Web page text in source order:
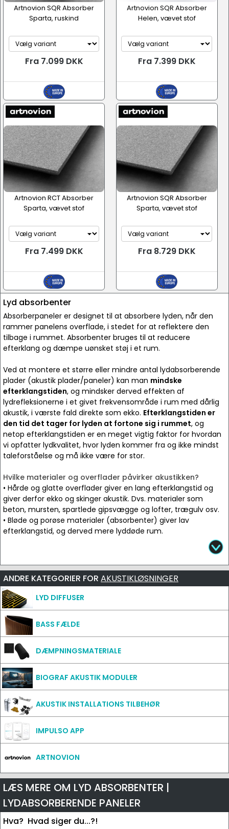
Artnovion SQR Absorber
Sparta, ruskind
Fra 7.099 DKK
Artnovion SQR Absorber
Helen, vævet stof
Fra 7.399 DKK
Artnovion RCT Absorber
Sparta, vævet stof
Fra 7.499 DKK
Artnovion SQR Absorber
Sparta, vævet stof
Fra 8.729 DKK
Lyd absorbenter
Absorberpaneler er designet til at absorbere lyden, når den
rammer panelens overflade, i stedet for at reflektere den
tilbage i rummet. Absorbenter bruges til at reducere
efterklang og dæmpe uønsket støj i et rum.
Ved at montere et større eller mindre antal lydabsorberende
plader (akustik plader/paneler) kan man mindske
efterklangstiden, og mindsker derved effekten af
lydrefleksionerne i et givet frekvensområde i rum med dårlig
akustik, i værste fald direkte som ekko. Efterklangstiden er
den tid det tager for lyden at fortone sig i rummet, og
netop efterklangstiden er en meget vigtig faktor for hvordan
vi opfatter lydkvalitet, hvor lyden kommer fra og ikke mindst
taleforståelse og må ikke være for stor.
Hvilke materialer og overflader påvirker akustikken?
• Hårde og glatte overflader giver en lang efterklangstid og
giver derfor ekko og skinger akustik. Dvs. materialer som
beton, mursten, spartlede gipsvægge og lofter, trægulv osv.
• Bløde og porøse materialer (absorbenter) giver lav
efterklangstid, og derved mere lyddøde rum.
ANDRE KATEGORIER FOR AKUSTIKLØSNINGER
LYD DIFFUSER
BASS FÆLDE
DÆMPNINGSMATERIALE
BIOGRAF AKUSTIK MODULER
AKUSTIK INSTALLATIONS TILBEHØR
IMPULSO APP
ARTNOVION
LÆS MERE OM LYD ABSORBENTER |
LYDABSORBERENDE PANELER
Hva? Hvad siger du...?!